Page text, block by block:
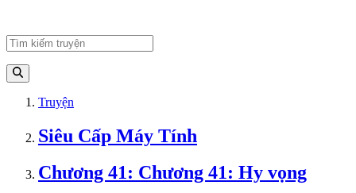
Truyện
Siêu Cấp Máy Tính
Chương 41: Chương 41: Hy vọng